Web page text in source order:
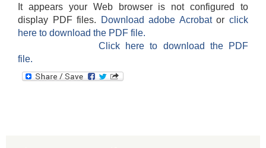
It appears your Web browser is not configured to
display PDF files.
Download adobe Acrobatorclick
here to download the PDF file.
Click here to download the PDF
file.